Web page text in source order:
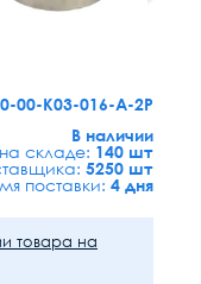
00-K03-016-A-2P
В наличии
складе: 140 шт
5250 шт
поставки: 4 дня
товара на